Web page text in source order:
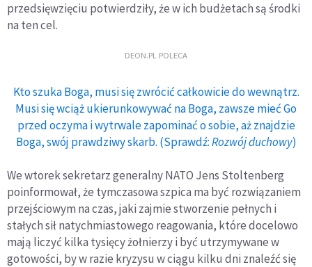
przedsięwzięciu potwierdziły, że w ich budżetach są środki
na ten cel.
DEON.PL POLECA
Kto szuka Boga, musi się zwrócić całkowicie do wewnątrz.
Musi się wciąż ukierunkowywać na Boga, zawsze mieć Go
przed oczyma i wytrwale zapominać o sobie, aż znajdzie
Boga, swój prawdziwy skarb. (Sprawdź:Rozwój duchowy)
We wtorek sekretarz generalny NATO Jens Stoltenberg
poinformował, że tymczasowa szpica ma być rozwiązaniem
przejściowym na czas, jaki zajmie stworzenie pełnych i
stałych sił natychmiastowego reagowania, które docelowo
mają liczyć kilka tysięcy żołnierzy i być utrzymywane w
gotowości, by w razie kryzysu w ciągu kilku dni znaleźć się